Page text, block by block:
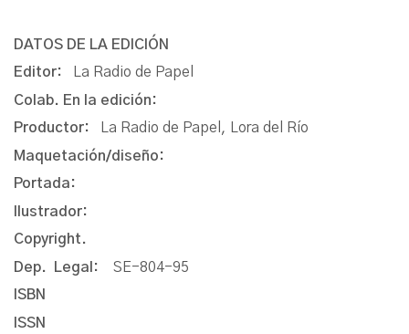
DATOS DE LA EDICIÓN
Editor:
La Radio de Papel
Colab. En la edición:
Productor:
La Radio de Papel, Lora del Río
Maquetación/diseño:
Portada:
Ilustrador:
Copyright.
Dep. Legal: SE-804-95
ISBN
ISSN